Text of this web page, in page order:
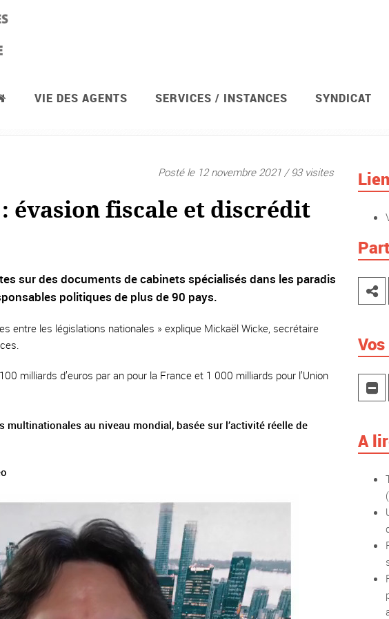
VIE DES AGENTS SERVICES / INSTANCES SYNDICAT
Posté le 12 novembre 2021 / 93 visites
évasion fiscale et discrédit
sur des documents de cabinets spécialisés dans les paradis
politiques de plus de 90 pays.
entre les législations nationales » explique Mickaël Wicke, secrétaire
milliards d’euros par an pour la France et 1 000 milliards pour l’Union
multinationales au niveau mondial, basée sur l’activité réelle de
A